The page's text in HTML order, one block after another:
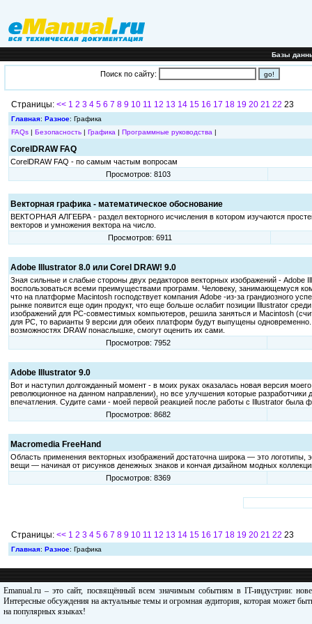
Базы
Поиск по сайту:
Страницы: << 1 2 3 4 5 6 7 8 9 10 11 12 13 14 15 16 17 18 19 20 21 22 23
Главная: Разное: Графика
FAQs | Безопасность | Графика | Программные руководства |
CorelDRAW FAQ
CorelDRAW FAQ - по самым частым вопросам
Просмотров: 8103
Векторная графика - математическое обоснование
ВЕКТОРНАЯ АЛГЕБРА - раздел векторного исчисления в котором изучаются
векторов и умножения вектора на число.
Просмотров: 6911
Adobe Illustrator 8.0 или Corel DRAW! 9.0
Зная сильные и слабые стороны двух редакторов векторных изображений -
воспользоваться всеми преимуществами программ. Человеку, занимающемуся
что на платформе Macintosh господствует компания Adobe -из-за грандиозного
рынке появится еще один продукт, что еще больше ослабит позиции Illustrator
изображений для РС-совместимых компьютеров, решила заняться и Macintosh
для РС, то варианты 9 версии для обеих платформ будут выпущены
возможностях DRAW понаслышке, смогут оценить их сами.
Просмотров: 7952
Adobe Illustrator 9.0
Вот и наступил долгожданный момент - в моих руках оказалась новая версия
революционное на данном направлении), но все улучшения которые
впечатления. Судите сами - моей первой реакцией после работы с Illustrator была
Просмотров: 8682
Macromedia FreeHand
Область применения векторных изображений достаточна широка — это
вещи — начиная от рисунков денежных знаков и кончая дизайном модных
Просмотров: 8369
Страницы: << 1 2 3 4 5 6 7 8 9 10 11 12 13 14 15 16 17 18 19 20 21 22 23
Главная: Разное: Графика
Emanual.ru – это сайт, посвящённый всем значимым событиям в IT-индустрии:
Интересные обсуждения на актуальные темы и огромная аудитория, которая может
на популярных языках!